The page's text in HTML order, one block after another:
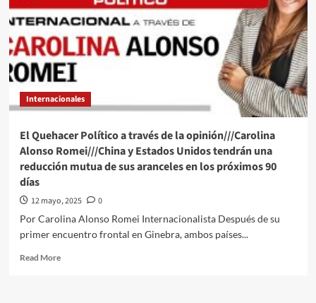
barrenador
causas
de
la
revocación
de
visa
la
gobernadora
del
Pilar
Internacionales
El Quehacer Político a través de la opinión///Carolina
Alonso Romei///China y Estados Unidos tendrán una
reducción mutua de sus aranceles en los próximos 90
días
12 mayo, 2025
0
Por Carolina Alonso Romei Internacionalista Después de su
primer encuentro frontal en Ginebra, ambos países...
Read MoreRead